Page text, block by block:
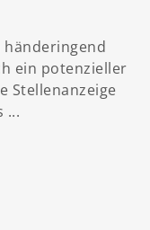
händeringend
ein potenzieller
Stellenanzeige